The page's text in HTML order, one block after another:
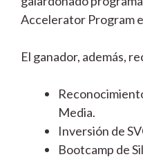
Accelerator Program
El ganador, además,
Media.
Inversión de
Bootcamp de